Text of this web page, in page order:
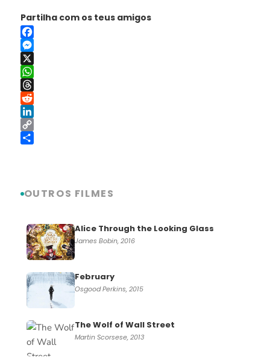
Partilha com os teus amigos
Facebook
Messenger
X
WhatsApp
Threads
Reddit
LinkedIn
Copy
OUTROS FILMES
Alice Through the Looking Glass
James Bobin, 2016
February
Osgood Perkins, 2015
The Wolf of Wall Street
Martin Scorsese, 2013